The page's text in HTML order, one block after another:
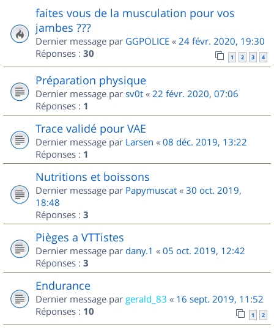
faites vous de la musculation pour vos
jambes ???
Dernier message par GGPOLICE « 24 févr. 2020, 19:30
Réponses : 30 1 2 3 4
Préparation physique
Dernier message par sv0t « 22 févr. 2020, 07:06
Réponses : 1
Trace validé pour VAE
Dernier message par Larsen « 08 déc. 2019, 13:22
Réponses : 1
Nutritions et boissons
Dernier message par Papymuscat « 30 oct. 2019,
18:48
Réponses : 3
Pièges a VTTistes
Dernier message par dany.1 « 05 oct. 2019, 12:42
Réponses : 3
Endurance
Dernier message par gerald_83 « 16 sept. 2019, 11:52
Réponses : 10 1 2